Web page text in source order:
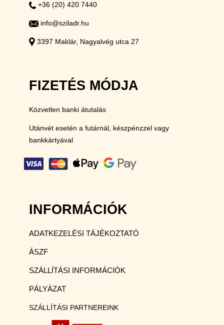
+36 (20) 420 7440
info@sziladr.hu
3397 Maklár, Nagyalvég utca 27
FIZETÉS MÓDJA
Közvetlen banki átutalás
Utánvét esetén a futárnál, készpénzzel vagy
bankkártyával
INFORMÁCIÓK
ADATKEZELÉSI TÁJÉKOZTATÓ
ÁSZF
SZÁLLÍTÁSI INFORMÁCIÓK
PÁLYÁZAT
SZÁLLÍTÁSI PARTNEREINK